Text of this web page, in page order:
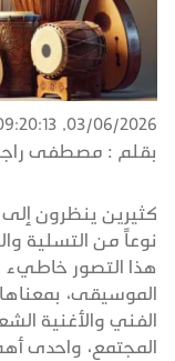
03/06/2026, 09:20:13
بقلم : مصطفى
كثيرين ينظرون إلى
نوعاً من التسلية
هذا التصور خاطيء
الموسيقى،
الفني والأغنية
المجتمع، واحدى